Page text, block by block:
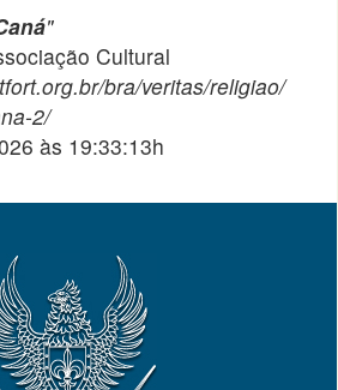
"
Cultural
bra/veritas/religiao/
2/
às 19:33:13h